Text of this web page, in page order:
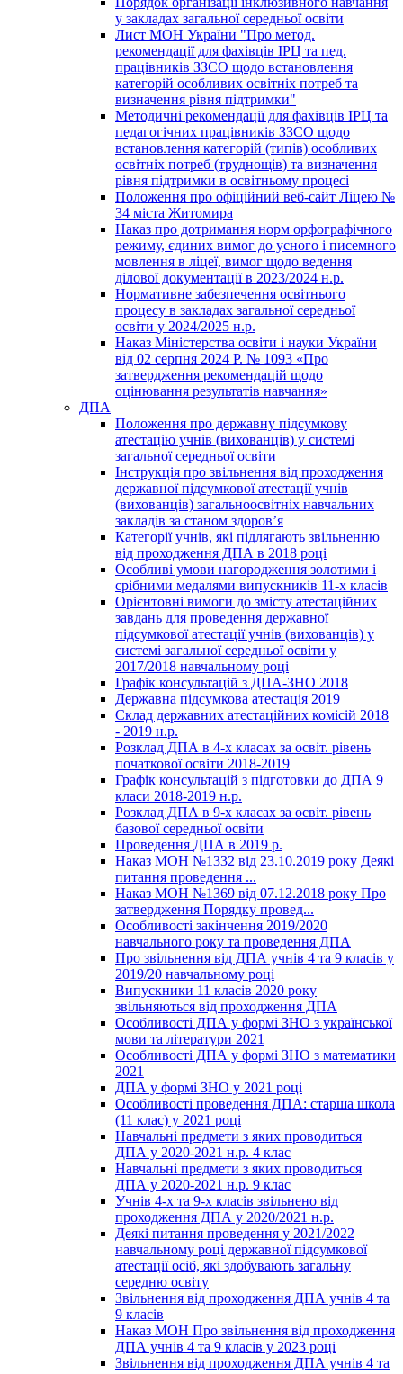
у закладах загальної середньої освіти
Лист МОН України "Про метод.
рекомендації для фахівців ІРЦ та пед.
працівників ЗЗСО щодо встановлення
категорій особливих освітніх потреб та
визначення рівня підтримки"
Методичні рекомендації для фахівців ІРЦ та
педагогічних працівників ЗЗСО щодо
встановлення категорій (типів) особливих
освітніх потреб (труднощів) та визначення
рівня підтримки в освітньому процесі
Положення про офіційний веб-сайт Ліцею №
34 міста Житомира
Наказ про дотримання норм орфографічного
режиму, єдиних вимог до усного і писемного
мовлення в ліцеї, вимог щодо ведення
ділової документації в 2023/2024 н.р.
Нормативне забезпечення освітнього
процесу в закладах загальної середньої
освіти у 2024/2025 н.р.
Наказ Міністерства освіти і науки України
від 02 серпня 2024 Р. № 1093 «Про
затвердження рекомендацій щодо
оцінювання результатів навчання»
ДПА
Положення про державну підсумкову
атестацію учнів (вихованців) у системі
загальної середньої освіти
Інструкція про звільнення від проходження
державної підсумкової атестації учнів
(вихованців) загальноосвітніх навчальних
закладів за станом здоров’я
Категорії учнів, які підлягають звільненню
від проходження ДПА в 2018 році
Особливі умови нагородження золотими і
срібними медалями випускників 11-х класів
Орієнтовні вимоги до змісту атестаційних
завдань для проведення державної
підсумкової атестації учнів (вихованців) у
системі загальної середньої освіти у
2017/2018 навчальному році
Графік консультацій з ДПА-ЗНО 2018
Державна підсумкова атестація 2019
Склад державних атестаційних комісій 2018
- 2019 н.р.
Розклад ДПА в 4-х класах за освіт. рівень
початкової освіти 2018-2019
Графік консультацій з підготовки до ДПА 9
класи 2018-2019 н.р.
Розклад ДПА в 9-х класах за освіт. рівень
базової середньої освіти
Проведення ДПА в 2019 р.
Наказ МОН №1332 від 23.10.2019 року Деякі
питання проведення ...
Наказ МОН №1369 від 07.12.2018 року Про
затвердження Порядку провед...
Особливості закінчення 2019/2020
навчального року та проведення ДПА
Про звільнення від ДПА учнів 4 та 9 класів у
2019/20 навчальному році
Випускники 11 класів 2020 року
звільняються від проходження ДПА
Особливості ДПА у формі ЗНО з української
мови та літератури 2021
Особливості ДПА у формі ЗНО з математики
2021
ДПА у формі ЗНО у 2021 році
Особливості проведення ДПА: старша школа
(11 клас) у 2021 році
Навчальні предмети з яких проводиться
ДПА у 2020-2021 н.р. 4 клас
Навчальні предмети з яких проводиться
ДПА у 2020-2021 н.р. 9 клас
Учнів 4-х та 9-х класів звільнено від
проходження ДПА у 2020/2021 н.р.
Деякі питання проведення у 2021/2022
навчальному році державної підсумкової
атестації осіб, які здобувають загальну
середню освіту
Звільнення від проходження ДПА учнів 4 та
9 класів
Наказ МОН Про звільнення від проходження
ДПА учнів 4 та 9 класів у 2023 році
Звільнення від проходження ДПА учнів 4 та